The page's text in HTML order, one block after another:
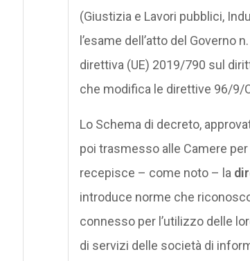
(Giustizia e Lavori pubblici,
l’esame dell’atto del Governo
direttiva (UE) 2019/790 sul
che modifica le direttive 96/9/
Lo Schema di decreto,
poi trasmesso alle Camere
recepisce – come noto – la
introduce norme che
connesso per l’utilizzo delle
di servizi delle società di